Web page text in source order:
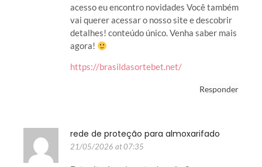
acesso eu encontro novidades Você também
vai querer acessar o nosso site e descobrir
detalhes! conteúdo único. Venha saber mais
agora!
https://brasildasortebet.net/
Responder
rede de proteção para almoxarifado
21/05/2026 at 07:35